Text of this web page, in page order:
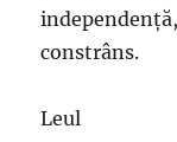
constrâns.
Leul